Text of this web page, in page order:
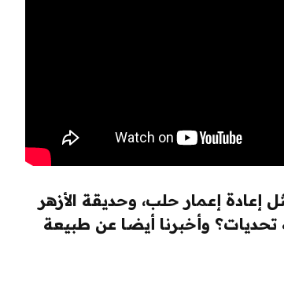
إعادة إعمار حلب، وحديقة الأزهر
وأخبرنا أيضا عن طبيعة